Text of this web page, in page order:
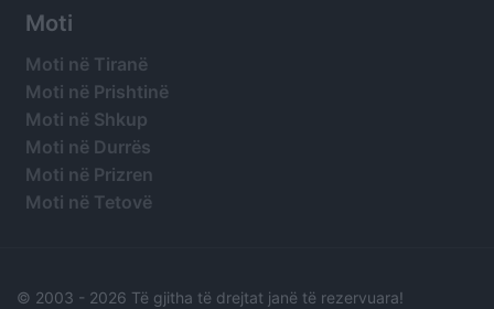
Moti
Moti në Tiranë
Moti në Prishtinë
Moti në Shkup
Moti në Durrës
Moti në Prizren
Moti në Tetovë
© 2003 - 2026 Të gjitha të drejtat janë të rezervuara!